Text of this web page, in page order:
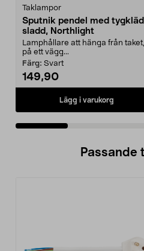
Taklampor
Sputnik pendel med
sladd, Northlight
Lamphållare att hänga från taket,
på ett vägg...
Färg: Svart
149,90
Lägg i varukorg
Passande